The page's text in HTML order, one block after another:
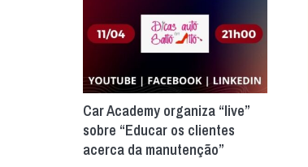
Car Academy organiza “live”
sobre “Educar os clientes
acerca da manutenção”